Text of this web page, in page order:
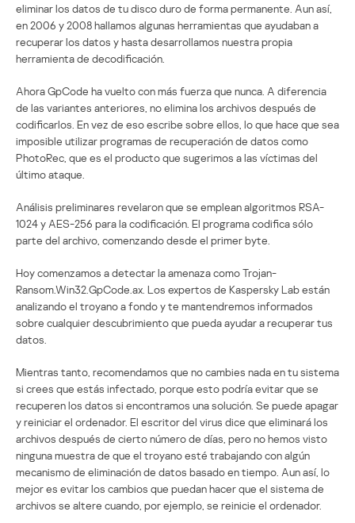
eliminar los datos de tu disco duro de forma permanente. Aun así,
en 2006 y 2008 hallamos algunas herramientas que ayudaban a
recuperar los datos y hasta desarrollamos nuestra propia
herramienta de decodificación.
Ahora GpCode ha vuelto con más fuerza que nunca. A diferencia
de las variantes anteriores, no elimina los archivos después de
codificarlos. En vez de eso escribe sobre ellos, lo que hace que sea
imposible utilizar programas de recuperación de datos como
PhotoRec, que es el producto que sugerimos a las víctimas del
último ataque.
Análisis preliminares revelaron que se emplean algoritmos RSA-
1024 y AES-256 para la codificación. El programa codifica sólo
parte del archivo, comenzando desde el primer byte.
Hoy comenzamos a detectar la amenaza como Trojan-
Ransom.Win32.GpCode.ax. Los expertos de Kaspersky Lab están
analizando el troyano a fondo y te mantendremos informados
sobre cualquier descubrimiento que pueda ayudar a recuperar tus
datos.
Mientras tanto, recomendamos que no cambies nada en tu sistema
si crees que estás infectado, porque esto podría evitar que se
recuperen los datos si encontramos una solución. Se puede apagar
y reiniciar el ordenador. El escritor del virus dice que eliminará los
archivos después de cierto número de días, pero no hemos visto
ninguna muestra de que el troyano esté trabajando con algún
mecanismo de eliminación de datos basado en tiempo. Aun así, lo
mejor es evitar los cambios que puedan hacer que el sistema de
archivos se altere cuando, por ejemplo, se reinicie el ordenador.